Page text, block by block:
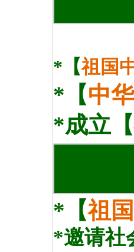
*【祖国
*【中
*成立
*【祖
*邀请社